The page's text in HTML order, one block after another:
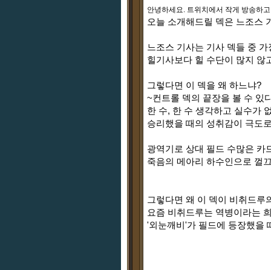
안녕하세요. 트위치에서 작게 방송하
오늘 소개해드릴 덱은 느조스
느조스 기사는 기사 덱들 중
힐기사보다 힐 수단이 많지 않
그렇다면 이 덱을 왜 하느냐?
~컨트롤 덱의 끝장을 볼 수 있
한 수, 한 수 생각하고 실수가
승리했을 때의 성취감이 극도
광역기로 상대 필드 수많은 카
죽음의 메아리 하수인으로 껄
그렇다면 왜 이 덱이 비취드루
요즘 비취드루는 역병이라는
'외눈깨비'가 필드에 등장했을